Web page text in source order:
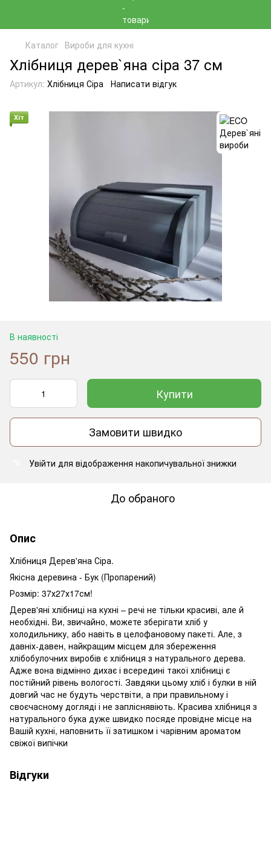
Каталог Вироби для кухні
Хлібниця дерев`яна сіра 37 см
Артикул: Хлібниця Сіра Написати відгук
Хіт
В наявності
550 грн
Купити
Замовити швидко
Увійти для відображення накопичувальної знижки
До обраного
Опис
Хлібниця Дерев'яна Сіра.
Якісна деревина - Бук (Пропарений)
Розмір: 37х27х17см!
Дерев'яні хлібниці на кухні – речі не тільки красиві, але й
необхідні. Ви, звичайно, можете зберігати хліб у
холодильнику, або навіть в целофановому пакеті. Але, з
давніх-давен, найкращим місцем для збереження
хлібобулочних виробів є хлібниця з натурального дерева.
Адже вона відмінно дихає і всередині такої хлібниці є
постійний рівень вологості. Завдяки цьому хліб і булки в ній
довгий час не будуть черствіти, а при правильному і
своєчасному догляді і не запліснявіють. Красива хлібниця з
натурального бука дуже швидко посяде провідне місце на
Вашій кухні, наповнить її затишком і чарівним ароматом
свіжої випічки
Відгуки